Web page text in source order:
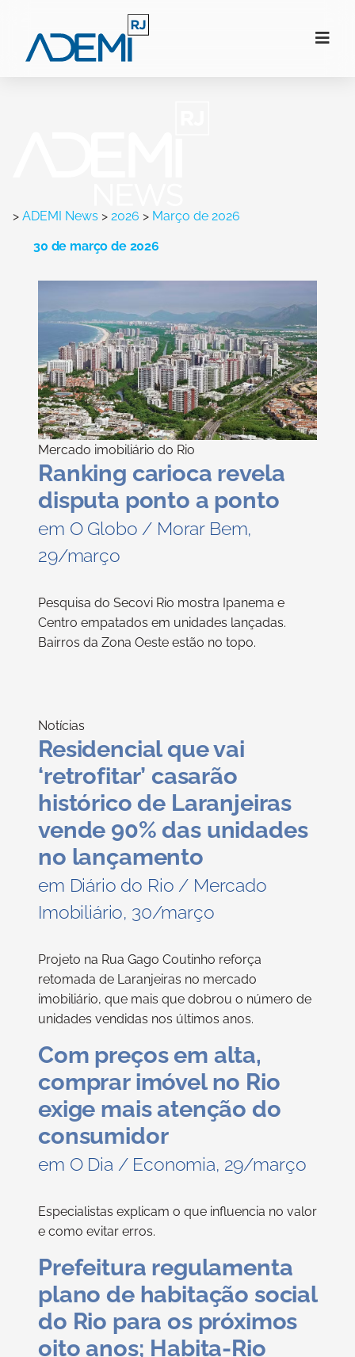
> ADEMI News > 2026 > Março de 2026
30 de março de 2026
Mercado imobiliário do Rio
Ranking carioca revela
disputa ponto a ponto
em O Globo / Morar Bem,
29/março
Pesquisa do Secovi Rio mostra Ipanema e
Centro empatados em unidades lançadas.
Bairros da Zona Oeste estão no topo.
Notícias
Residencial que vai
‘retrofitar’ casarão
histórico de Laranjeiras
vende 90% das unidades
no lançamento
em Diário do Rio / Mercado
Imobiliário, 30/março
Projeto na Rua Gago Coutinho reforça
retomada de Laranjeiras no mercado
imobiliário, que mais que dobrou o número de
unidades vendidas nos últimos anos.
Com preços em alta,
comprar imóvel no Rio
exige mais atenção do
consumidor
em O Dia / Economia, 29/março
Especialistas explicam o que influencia no valor
e como evitar erros.
Prefeitura regulamenta
plano de habitação social
do Rio para os próximos
oito anos; Habita-Rio